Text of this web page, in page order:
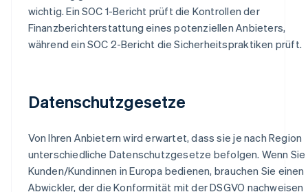
wichtig. Ein SOC 1-Bericht prüft die Kontrollen der
Finanzberichterstattung eines potenziellen Anbieters,
während ein SOC 2-Bericht die Sicherheitspraktiken prüft.
Datenschutzgesetze
Von Ihren Anbietern wird erwartet, dass sie je nach Region
unterschiedliche Datenschutzgesetze befolgen. Wenn Sie
Kunden/Kundinnen in Europa bedienen, brauchen Sie einen
Abwickler, der die Konformität mit der DSGVO nachweisen